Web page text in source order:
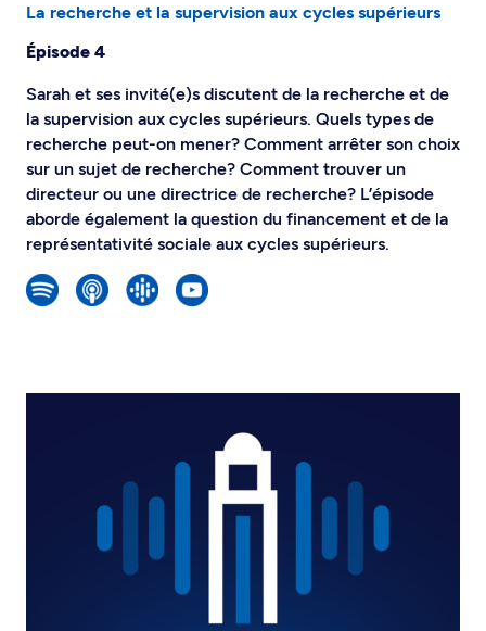
La recherche et la supervision aux cycles supérieurs
Épisode 4
Sarah et ses invité(e)s discutent de la recherche et de
la supervision aux cycles supérieurs. Quels types de
recherche peut-on mener? Comment arrêter son choix
sur un sujet de recherche? Comment trouver un
directeur ou une directrice de recherche? L’épisode
aborde également la question du financement et de la
représentativité sociale aux cycles supérieurs.